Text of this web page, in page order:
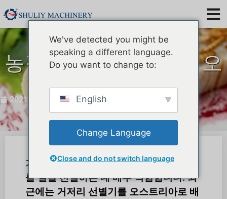
농장용 거저리 선별기 오
스트리아로 배송
2021년 10월 14일
거저리 선별기는 거저리 농장에서 거저리
를 일괄 선별하는 데 매우 적합합니다. 최
근에는 거저리 선별기를 오스트리아로 배
We've detected you might be
speaking a different language.
Do you want to change to:
English
Change Language
Close and do not switch language